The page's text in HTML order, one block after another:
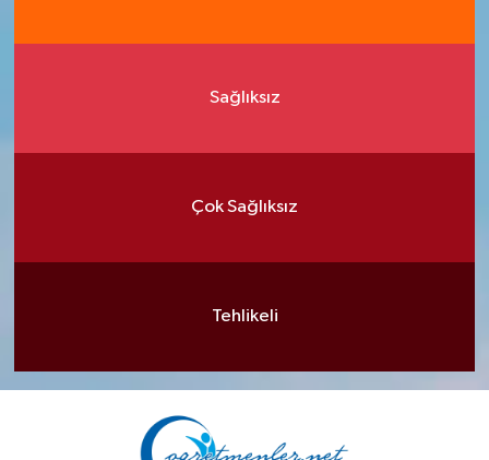
Sağlıksız
Çok Sağlıksız
Tehlikeli